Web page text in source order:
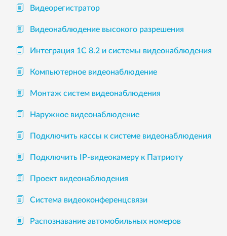
Видеорегистратор
Видеонаблюдение высокого разрешения
Интеграция 1С 8.2 и системы видеонаблюдения
Компьютерное видеонаблюдение
Монтаж систем видеонаблюдения
Наружное видеонаблюдение
Подключить кассы к системе видеонаблюдения
Подключить IP-видеокамеру к Патриоту
Проект видеонаблюдения
Система видеоконференцсвязи
Распознавание автомобильных номеров